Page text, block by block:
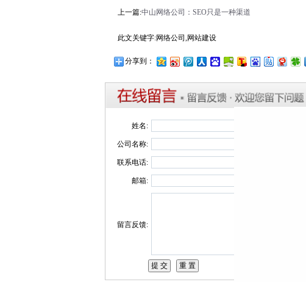
上一篇:中山网络公司：SEO只是一种渠道
此文关键字:网络公司,网站建设
分享到：
姓名:
公司名称:
联系电话:
邮箱:
留言反馈: